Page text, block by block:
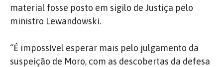
material fosse posto em sigilo de Justiça pelo
ministro Lewandowski.
“É impossível esperar mais pelo julgamento da
suspeição de Moro, com as descobertas da defesa